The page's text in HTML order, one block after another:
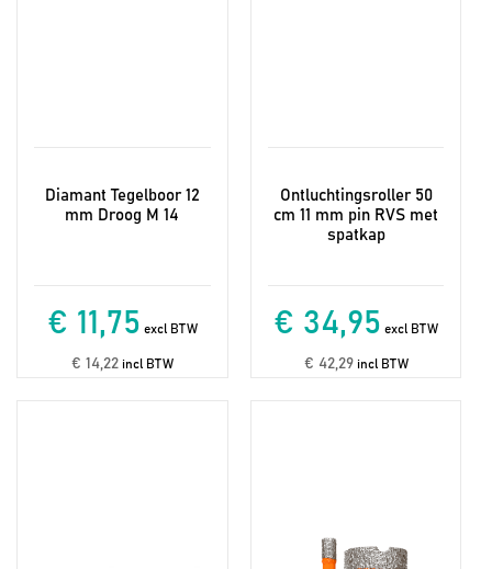
Diamant Tegelboor 12
mm Droog M 14
€ 11,75 excl BTW
€ 14,22incl BTW
Ontluchtingsroller 50
cm 11 mm pin RVS met
spatkap
€ 34,95 excl BTW
€ 42,29incl BTW